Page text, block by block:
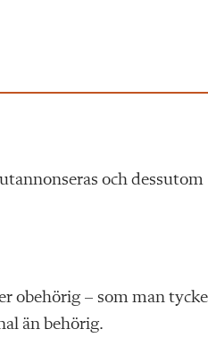
och dessutom
obehörig – som man
än behörig.